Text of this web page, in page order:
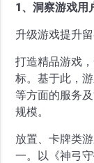
1、洞察游戏用
升级游戏提升
打造精品游戏
标。基于此，
等方面的服务
规模。
放置、卡牌类
一。以《神弓